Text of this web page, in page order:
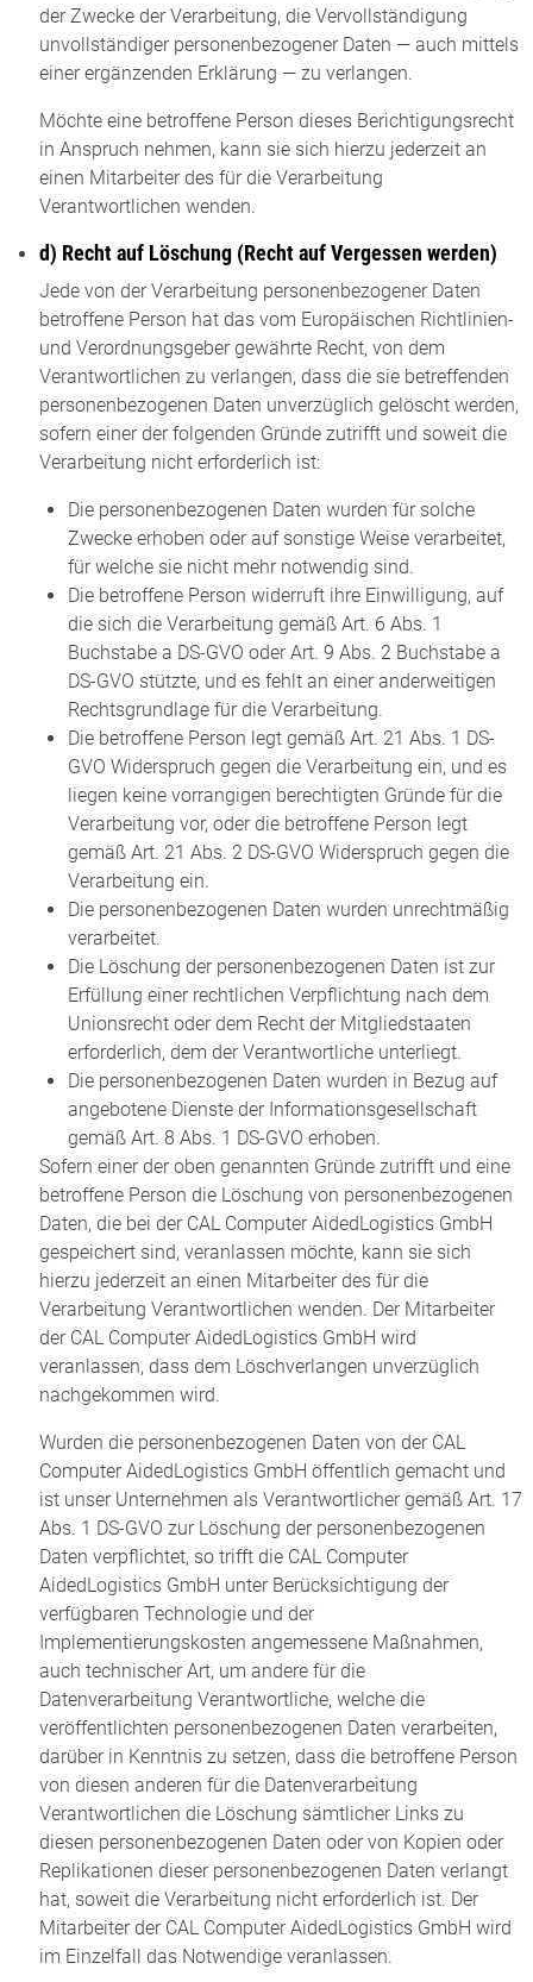
der Zwecke der Verarbeitung, die Vervollständigung
unvollständiger personenbezogener Daten — auch mittels
einer ergänzenden Erklärung — zu verlangen.
Möchte eine betroffene Person dieses Berichtigungsrecht
in Anspruch nehmen, kann sie sich hierzu jederzeit an
einen Mitarbeiter des für die Verarbeitung
Verantwortlichen wenden.
d) Recht auf Löschung (Recht auf Vergessen werden)
Jede von der Verarbeitung personenbezogener Daten
betroffene Person hat das vom Europäischen Richtlinien-
und Verordnungsgeber gewährte Recht, von dem
Verantwortlichen zu verlangen, dass die sie betreffenden
personenbezogenen Daten unverzüglich gelöscht werden,
sofern einer der folgenden Gründe zutrifft und soweit die
Verarbeitung nicht erforderlich ist:
Die personenbezogenen Daten wurden für solche
Zwecke erhoben oder auf sonstige Weise verarbeitet,
für welche sie nicht mehr notwendig sind.
Die betroffene Person widerruft ihre Einwilligung, auf
die sich die Verarbeitung gemäß Art. 6 Abs. 1
Buchstabe a DS-GVO oder Art. 9 Abs. 2 Buchstabe a
DS-GVO stützte, und es fehlt an einer anderweitigen
Rechtsgrundlage für die Verarbeitung.
Die betroffene Person legt gemäß Art. 21 Abs. 1 DS-
GVO Widerspruch gegen die Verarbeitung ein, und es
liegen keine vorrangigen berechtigten Gründe für die
Verarbeitung vor, oder die betroffene Person legt
gemäß Art. 21 Abs. 2 DS-GVO Widerspruch gegen die
Verarbeitung ein.
Die personenbezogenen Daten wurden unrechtmäßig
verarbeitet.
Die Löschung der personenbezogenen Daten ist zur
Erfüllung einer rechtlichen Verpflichtung nach dem
Unionsrecht oder dem Recht der Mitgliedstaaten
erforderlich, dem der Verantwortliche unterliegt.
Die personenbezogenen Daten wurden in Bezug auf
angebotene Dienste der Informationsgesellschaft
gemäß Art. 8 Abs. 1 DS-GVO erhoben.
Sofern einer der oben genannten Gründe zutrifft und eine
betroffene Person die Löschung von personenbezogenen
Daten, die bei der CAL Computer AidedLogistics GmbH
gespeichert sind, veranlassen möchte, kann sie sich
hierzu jederzeit an einen Mitarbeiter des für die
Verarbeitung Verantwortlichen wenden. Der Mitarbeiter
der CAL Computer AidedLogistics GmbH wird
veranlassen, dass dem Löschverlangen unverzüglich
nachgekommen wird.
Wurden die personenbezogenen Daten von der CAL
Computer AidedLogistics GmbH öffentlich gemacht und
ist unser Unternehmen als Verantwortlicher gemäß Art. 17
Abs. 1 DS-GVO zur Löschung der personenbezogenen
Daten verpflichtet, so trifft die CAL Computer
AidedLogistics GmbH unter Berücksichtigung der
verfügbaren Technologie und der
Implementierungskosten angemessene Maßnahmen,
auch technischer Art, um andere für die
Datenverarbeitung Verantwortliche, welche die
veröffentlichten personenbezogenen Daten verarbeiten,
darüber in Kenntnis zu setzen, dass die betroffene Person
von diesen anderen für die Datenverarbeitung
Verantwortlichen die Löschung sämtlicher Links zu
diesen personenbezogenen Daten oder von Kopien oder
Replikationen dieser personenbezogenen Daten verlangt
hat, soweit die Verarbeitung nicht erforderlich ist. Der
Mitarbeiter der CAL Computer AidedLogistics GmbH wird
im Einzelfall das Notwendige veranlassen.